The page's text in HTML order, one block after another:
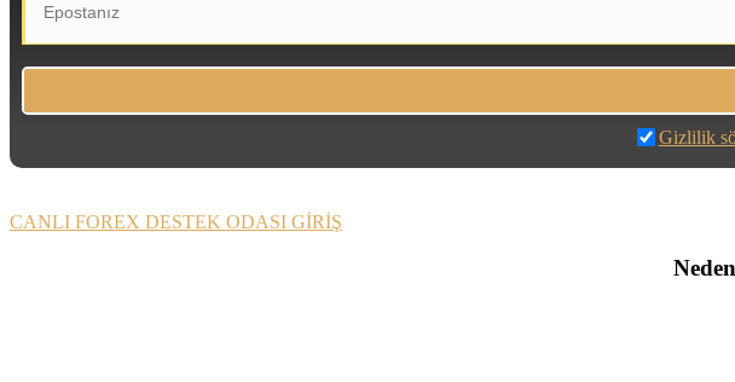
Gizlilik
CANLI FOREX DESTEK ODASI GİRİŞ